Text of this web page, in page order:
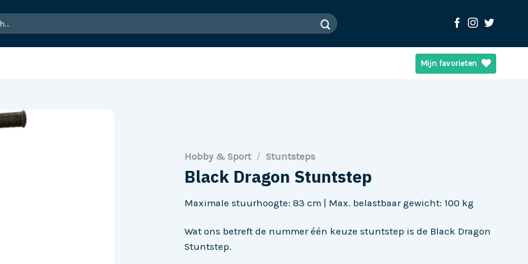
Mijn favorieten
Hobby & Sport / Stuntsteps
Black Dragon Stuntstep
Maximale stuurhoogte: 83 cm | Max. belastbaar gewicht: 100 kg
Wat ons betreft de nummer één keuze stuntstep is de Black Dragon
Stuntstep.